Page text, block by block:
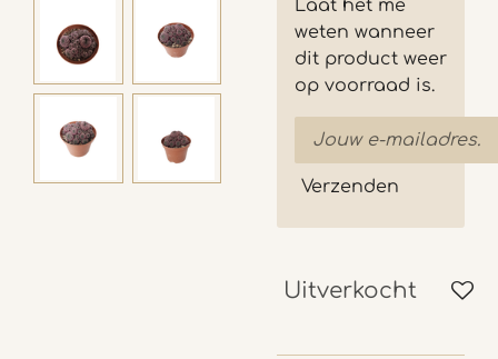
Laat het me
weten wanneer
dit product weer
op voorraad is.
Verzenden
Uitverkocht